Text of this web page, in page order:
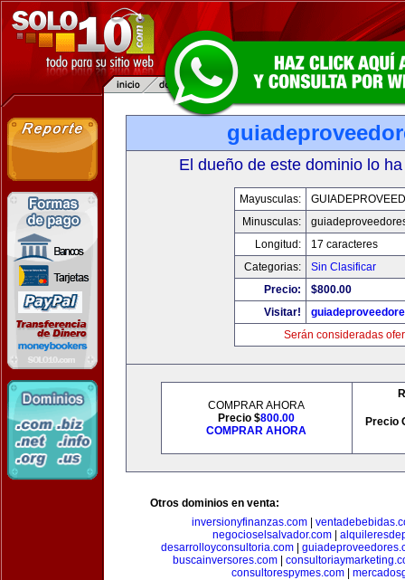
El dueño de este dominio lo
Mayusculas:
Minusculas:
Longitud:
17 caracteres
Categorias:
Sin Clasificar
Precio:
$800.00
Visitar!
Serán consideradas
COMPRAR AHORA
Precio $800.00
COMPRAR AHORA
Precio
Otros dominios en venta:
inversionyfinanzas.com|
negocioselsalvador.com|
desarrolloyconsultoria.com
buscainversores.com|
consultorespymes.com|